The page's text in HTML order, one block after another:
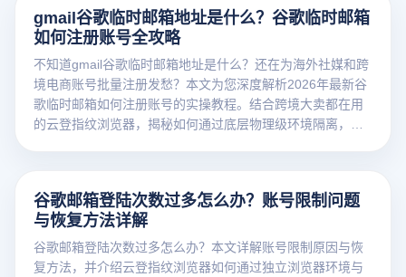
gmail谷歌临时邮箱地址是什么？谷歌临时邮箱
如何注册账号全攻略
不知道gmail谷歌临时邮箱地址是什么？还在为海外社媒和跨
境电商账号批量注册发愁？本文为您深度解析2026年最新谷
歌临时邮箱如何注册账号的实操教程。结合跨境大卖都在用
的云登指纹浏览器，揭秘如何通过底层物理级环境隔离，完
谷歌邮箱登陆次数过多怎么办？账号限制问题
与恢复方法详解
谷歌邮箱登陆次数过多怎么办？本文详解账号限制原因与恢
复方法，并介绍云登指纹浏览器如何通过独立浏览器环境与